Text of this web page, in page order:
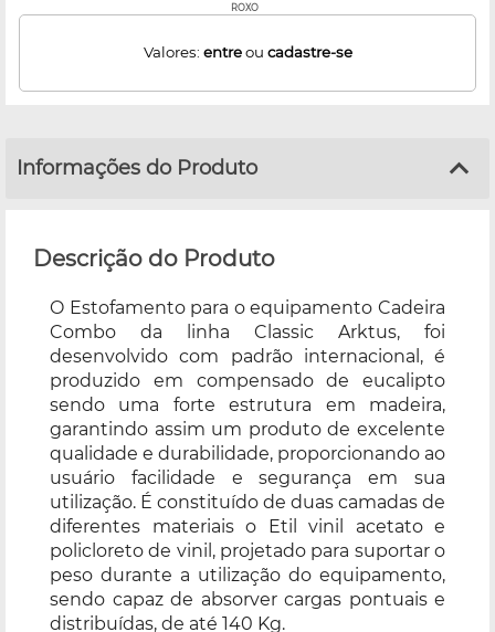
ROXO
Valores: entreou cadastre-se
Informações do Produto
Descrição do Produto
O Estofamento para o equipamento Cadeira
Combo da linha Classic Arktus, foi
desenvolvido com padrão internacional, é
produzido em compensado de eucalipto
sendo uma forte estrutura em madeira,
garantindo assim um produto de excelente
qualidade e durabilidade, proporcionando ao
usuário facilidade e segurança em sua
utilização. É constituído de duas camadas de
diferentes materiais o Etil vinil acetato e
policloreto de vinil, projetado para suportar o
peso durante a utilização do equipamento,
sendo capaz de absorver cargas pontuais e
distribuídas, de até 140 Kg.